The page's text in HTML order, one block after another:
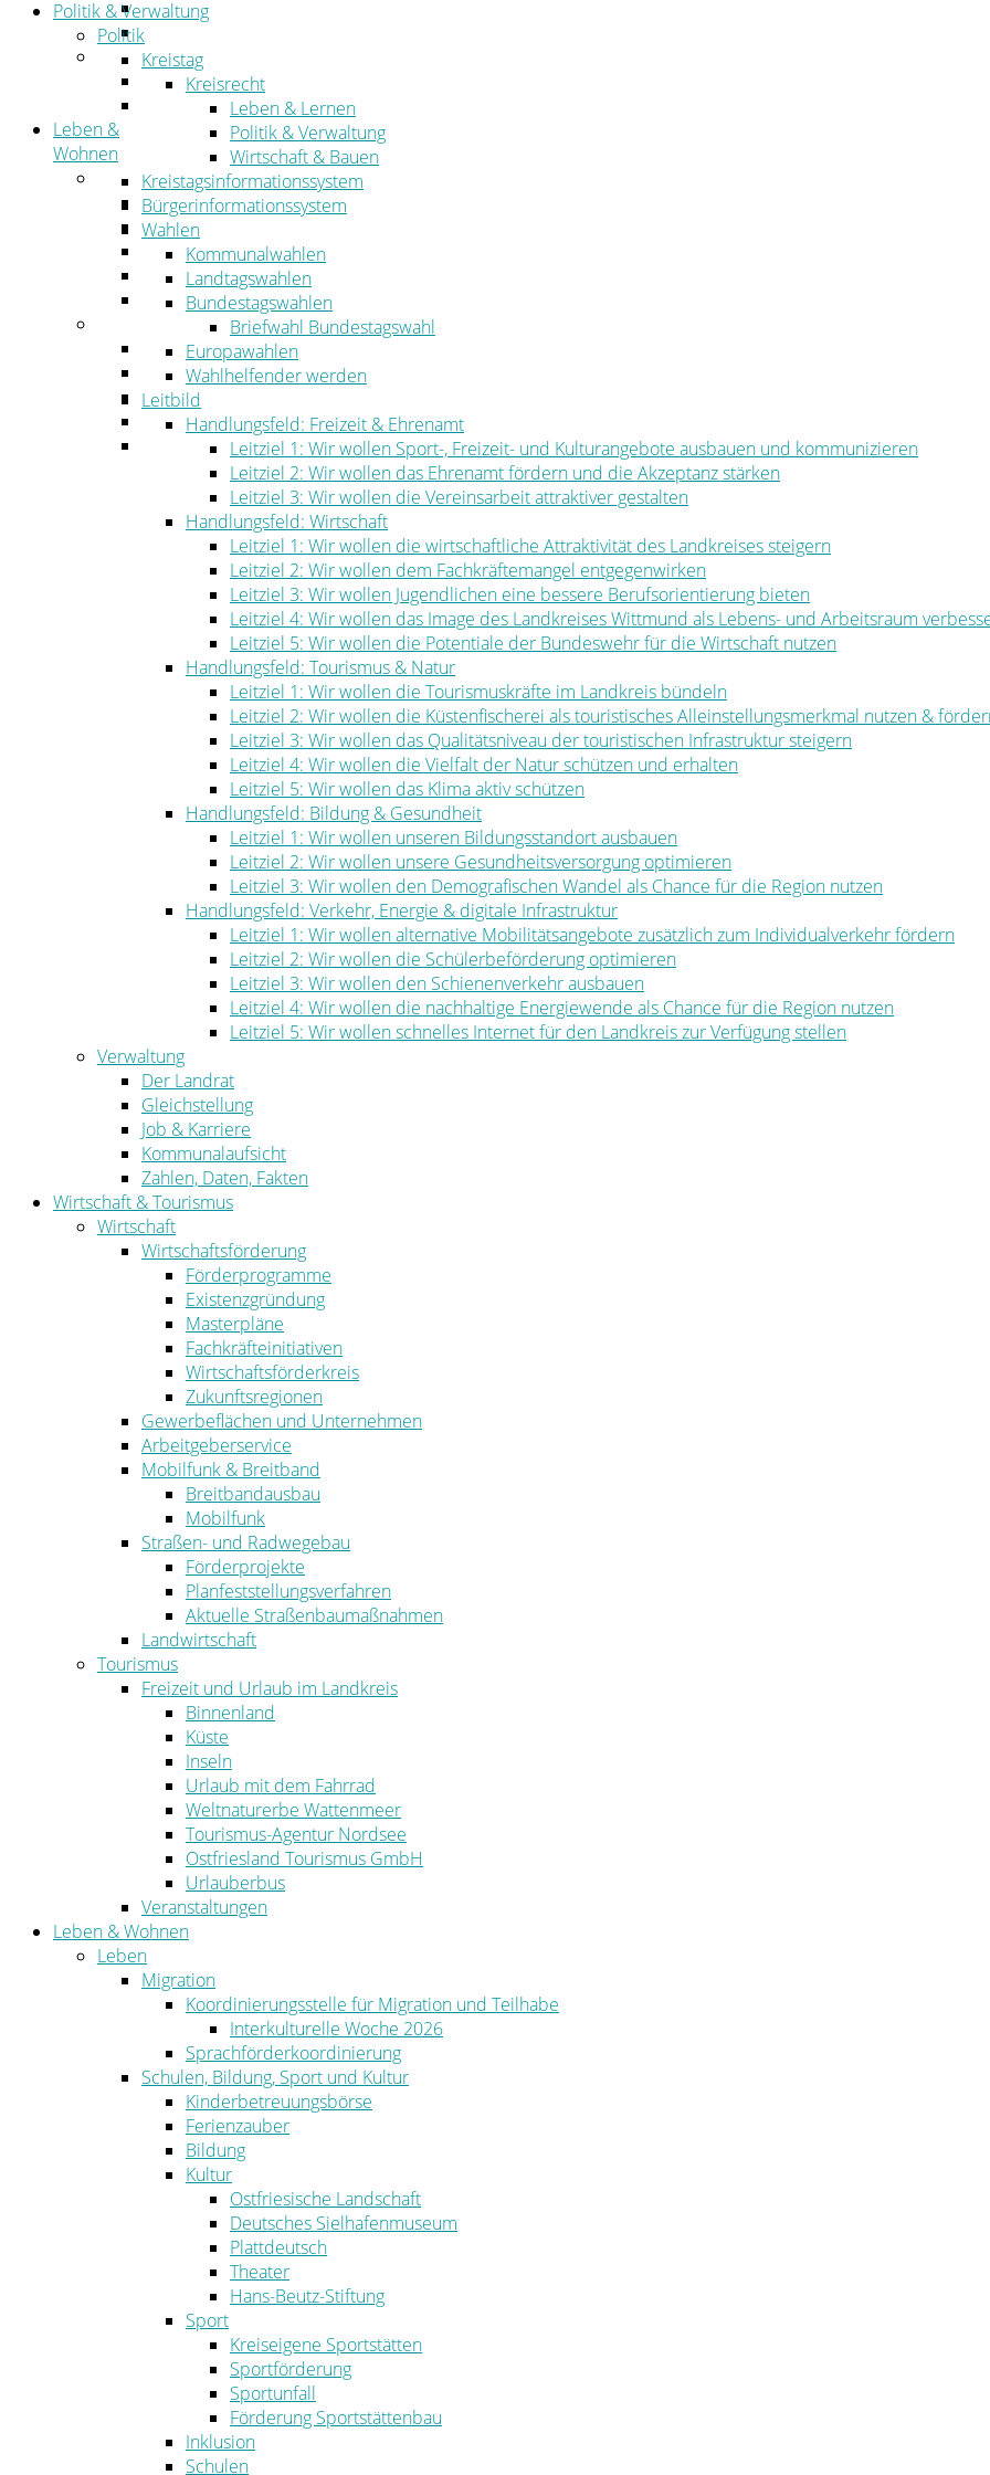
Straßen- und Radwegebau
Landwirtschaft
Tourismus
Freizeit und Urlaub im Landkreis
Veranstaltungen
Leben &
Wohnen
Leben
Migration
Schulen, Bildung, Sport und Kultur
Soziales
Gesundheit
Jugend, Familie und Senioren
Bauen und Planen
Abfall
Verkehr
Umwelt
Ordnung
Politik & Verwaltung
Politik
Kreistag
Kreisrecht
Leben & Lernen
Politik & Verwaltung
Wirtschaft & Bauen
Kreistagsinformationssystem
Bürgerinformationssystem
Wahlen
Kommunalwahlen
Landtagswahlen
Bundestagswahlen
Briefwahl Bundestagswahl
Europawahlen
Wahlhelfender werden
Leitbild
Handlungsfeld: Freizeit & Ehrenamt
Leitziel 1: Wir wollen Sport-, Freizeit- und Kulturangebote ausbauen und kommunizieren
Leitziel 2: Wir wollen das Ehrenamt fördern und die Akzeptanz stärken
Leitziel 3: Wir wollen die Vereinsarbeit attraktiver gestalten
Handlungsfeld: Wirtschaft
Leitziel 1: Wir wollen die wirtschaftliche Attraktivität des Landkreises steigern
Leitziel 2: Wir wollen dem Fachkräftemangel entgegenwirken
Leitziel 3: Wir wollen Jugendlichen eine bessere Berufsorientierung bieten
Leitziel 4: Wir wollen das Image des Landkreises Wittmund als Lebens- und Arbeitsraum
Leitziel 5: Wir wollen die Potentiale der Bundeswehr für die Wirtschaft nutzen
Handlungsfeld: Tourismus & Natur
Leitziel 1: Wir wollen die Tourismuskräfte im Landkreis bündeln
Leitziel 2: Wir wollen die Küstenfischerei als touristisches Alleinstellungsmerkmal nutzen &
Leitziel 3: Wir wollen das Qualitätsniveau der touristischen Infrastruktur steigern
Leitziel 4: Wir wollen die Vielfalt der Natur schützen und erhalten
Leitziel 5: Wir wollen das Klima aktiv schützen
Handlungsfeld: Bildung & Gesundheit
Leitziel 1: Wir wollen unseren Bildungsstandort ausbauen
Leitziel 2: Wir wollen unsere Gesundheitsversorgung optimieren
Leitziel 3: Wir wollen den Demografischen Wandel als Chance für die Region nutzen
Handlungsfeld: Verkehr, Energie & digitale Infrastruktur
Leitziel 1: Wir wollen alternative Mobilitätsangebote zusätzlich zum Individualverkehr fördern
Leitziel 2: Wir wollen die Schülerbeförderung optimieren
Leitziel 3: Wir wollen den Schienenverkehr ausbauen
Leitziel 4: Wir wollen die nachhaltige Energiewende als Chance für die Region nutzen
Leitziel 5: Wir wollen schnelles Internet für den Landkreis zur Verfügung stellen
Verwaltung
Der Landrat
Gleichstellung
Job & Karriere
Kommunalaufsicht
Zahlen, Daten, Fakten
Wirtschaft & Tourismus
Wirtschaft
Wirtschaftsförderung
Förderprogramme
Existenzgründung
Masterpläne
Fachkräfteinitiativen
Wirtschaftsförderkreis
Zukunftsregionen
Gewerbeflächen und Unternehmen
Arbeitgeberservice
Mobilfunk & Breitband
Breitbandausbau
Mobilfunk
Straßen- und Radwegebau
Förderprojekte
Planfeststellungsverfahren
Aktuelle Straßenbaumaßnahmen
Landwirtschaft
Tourismus
Freizeit und Urlaub im Landkreis
Binnenland
Küste
Inseln
Urlaub mit dem Fahrrad
Weltnaturerbe Wattenmeer
Tourismus-Agentur Nordsee
Ostfriesland Tourismus GmbH
Urlauberbus
Veranstaltungen
Leben & Wohnen
Leben
Migration
Koordinierungsstelle für Migration und Teilhabe
Interkulturelle Woche 2026
Sprachförderkoordinierung
Schulen, Bildung, Sport und Kultur
Kinderbetreuungsbörse
Ferienzauber
Bildung
Kultur
Ostfriesische Landschaft
Deutsches Sielhafenmuseum
Plattdeutsch
Theater
Hans-Beutz-Stiftung
Sport
Kreiseigene Sportstätten
Sportförderung
Sportunfall
Förderung Sportstättenbau
Inklusion
Schulen